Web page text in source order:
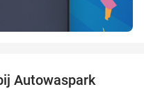
Autowaspark